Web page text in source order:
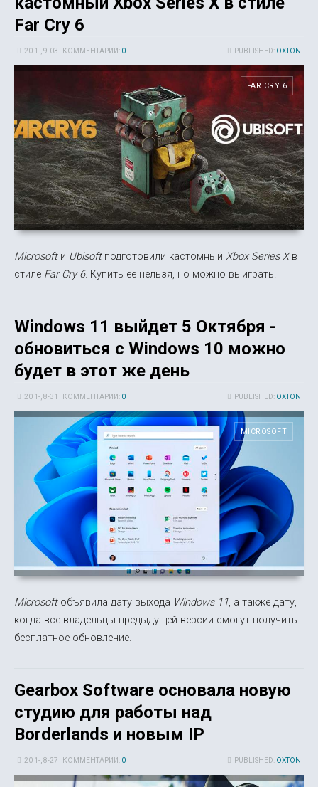
Far Cry 6
PUBLISHED: OXTON
20 1-, 9-03 КОММЕНТАРИИ: 0
FAR CRY 6
Microsoftи Ubisoftподготовили кастомный Xbox Series Xв
стиле Far Cry 6. Купить её нельзя, но можно выиграть.
Windows 11 выйдет 5 Октября -
обновиться с Windows 10 можно
будет в этот же день
PUBLISHED: OXTON
20 1-, 8-31 КОММЕНТАРИИ: 0
MICROSOFT
Microsoftобъявила дату выхода Windows 11, а также дату,
когда все владельцы предыдущей версии смогут получить
бесплатное обновление.
Gearbox Software основала новую
студию для работы над
Borderlands и новым IP
PUBLISHED: OXTON
20 1-, 8-27 КОММЕНТАРИИ: 0